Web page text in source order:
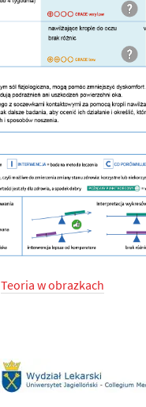
Teoria w obrazkach